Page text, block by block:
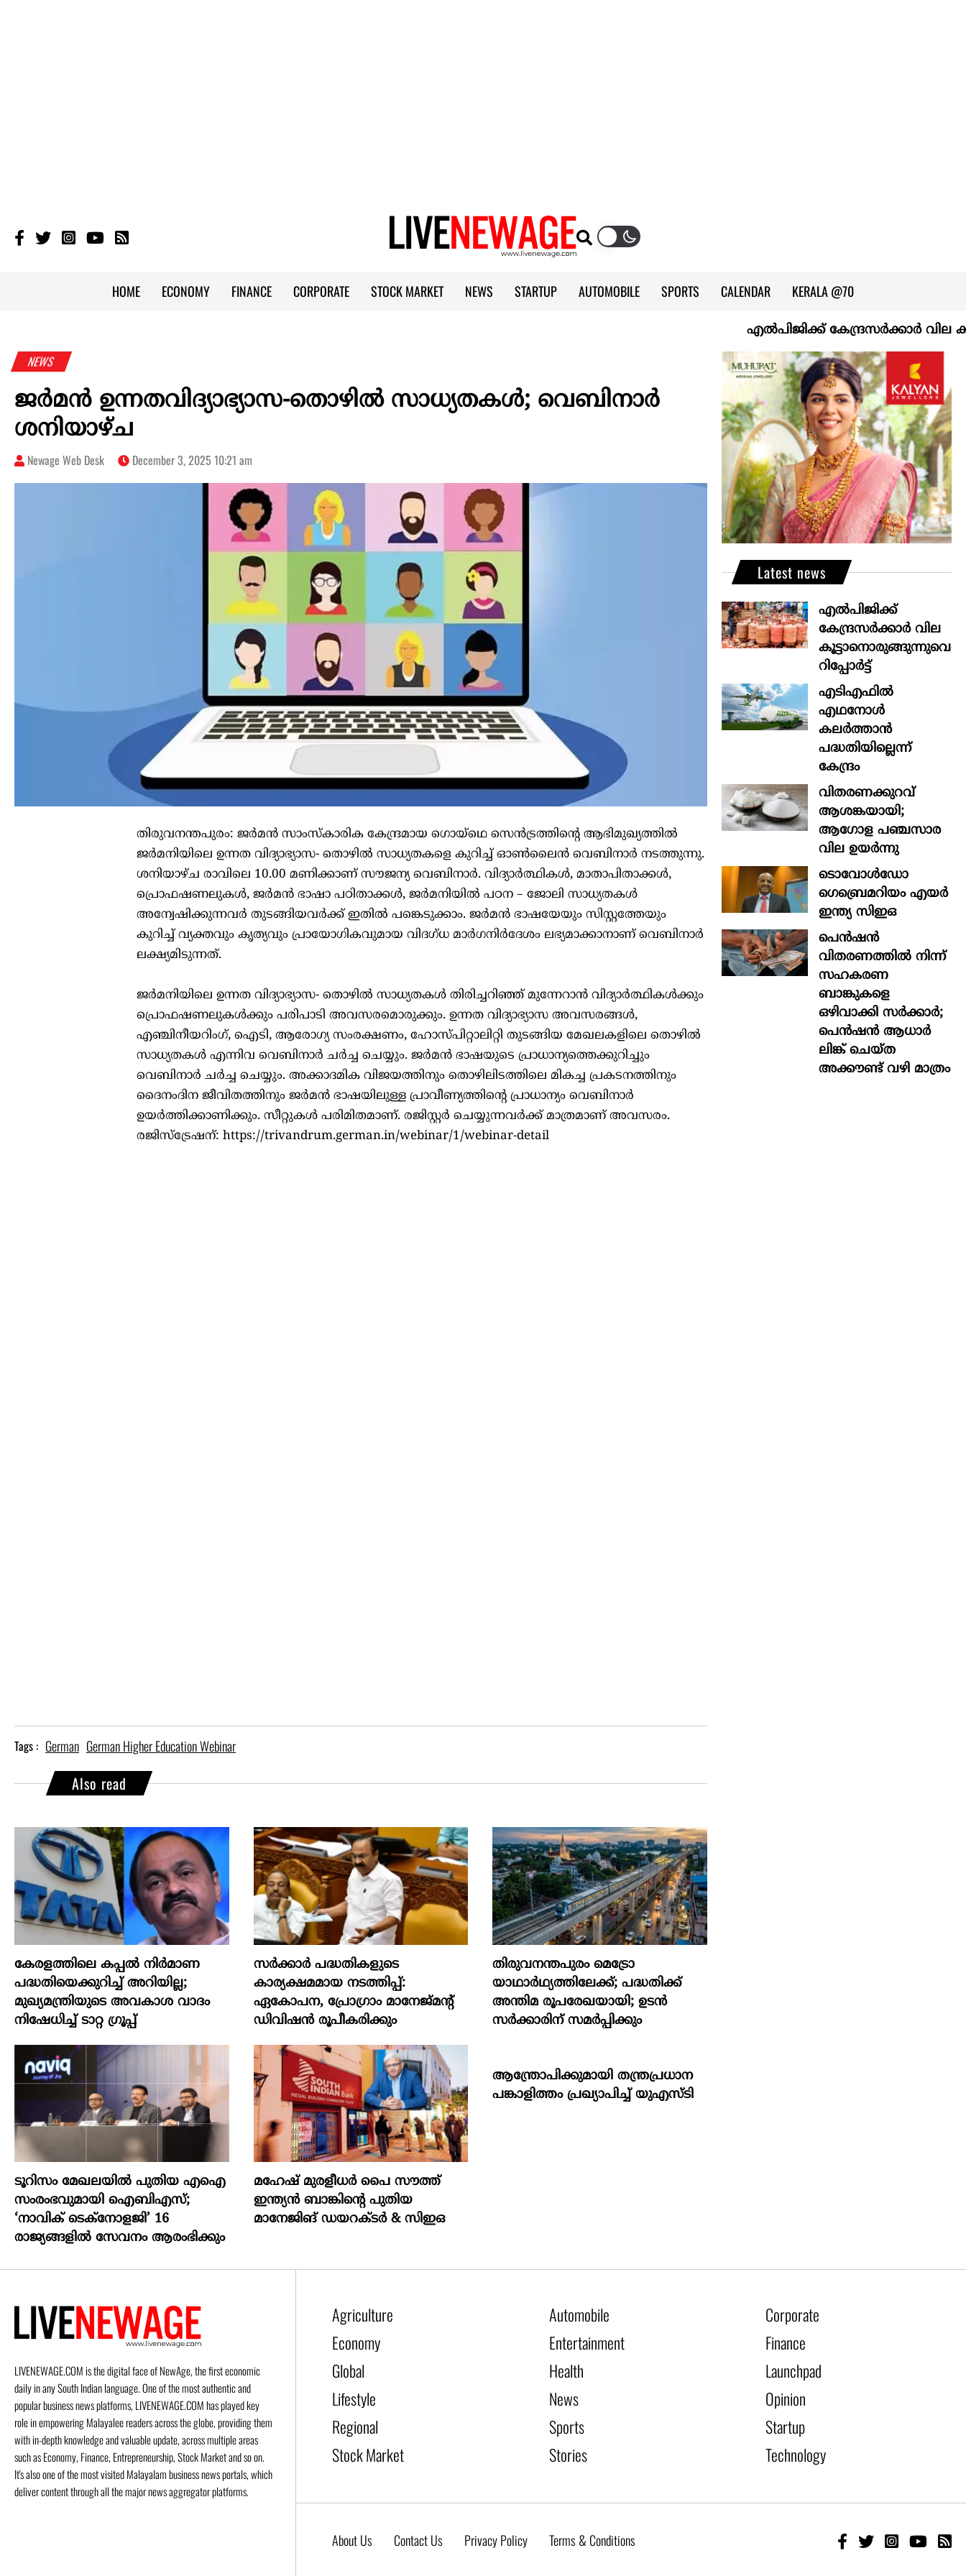
HOME ECONOMY FINANCE CORPORATE STOCK MARKET NEWS STARTUP AUTOMOBILE SPORTS CALENDAR KERALA @70
എല്‍പിജിക്ക് കേന്ദ്രസർക്കാർ വില
NEWS
ജര്‍മന്‍ ഉന്നതവിദ്യാഭ്യാസ-തൊഴില്‍ സാധ്യതകള്‍; വെബിനാര്‍
ശനിയാഴ്ച
Newage Web Desk December 3, 2025 10:21 am
തിരുവനന്തപുരം: ജര്‍മന്‍ സാംസ്കാരിക കേന്ദ്രമായ ഗൊയ്ഥെ സെന്‍ട്രത്തിന്‍റെ ആഭിമുഖ്യത്തില്‍
ജര്‍മനിയിലെ ഉന്നത വിദ്യാഭ്യാസ- തൊഴില്‍ സാധ്യതകളെ കുറിച്ച് ഓണ്‍ലൈന്‍ വെബിനാര്‍ നടത്തുന്നു.
ശനിയാഴ്ച രാവിലെ 10.00 മണിക്കാണ് സൗജന്യ വെബിനാര്‍. വിദ്യാര്‍ത്ഥികള്‍, മാതാപിതാക്കള്‍,
പ്രൊഫഷണലുകള്‍, ജര്‍മന്‍ ഭാഷാ പഠിതാക്കള്‍, ജര്‍മനിയില്‍ പഠന – ജോലി സാധ്യതകള്‍
അന്വേഷിക്കുന്നവര്‍ തുടങ്ങിയവര്‍ക്ക് ഇതില്‍ പങ്കെടുക്കാം. ജര്‍മന്‍ ഭാഷയേയും സിസ്റ്റത്തേയും
കുറിച്ച് വ്യക്തവും കൃത്യവും പ്രായോഗികവുമായ വിദഗ്ധ മാര്‍​ഗനിര്‍ദേശം ലഭ്യമാക്കാനാണ് വെബിനാര്‍
ലക്ഷ്യമിടുന്നത്.
ജര്‍മനിയിലെ ഉന്നത വിദ്യാഭ്യാസ- തൊഴില്‍ സാധ്യതകള്‍ തിരിച്ചറിഞ്ഞ് മുന്നേറാന്‍ വിദ്യാര്‍ത്ഥികള്‍ക്കും
പ്രൊഫഷണലുകള്‍ക്കും പരിപാടി അവസരമൊരുക്കും. ഉന്നത വിദ്യാഭ്യാസ അവസരങ്ങള്‍,
എഞ്ചിനീയറിംഗ്, ഐടി, ആരോഗ്യ സംരക്ഷണം, ഹോസ്പിറ്റാലിറ്റി തുടങ്ങിയ മേഖലകളിലെ തൊഴില്‍
സാധ്യതകള്‍ എന്നിവ വെബിനാര്‍ ചര്‍ച്ച ചെയ്യും. ജര്‍മന്‍ ഭാഷയുടെ പ്രാധാന്യത്തെക്കുറിച്ചും
വെബിനാര്‍ ചര്‍ച്ച ചെയ്യും. അക്കാദമിക വിജയത്തിനും തൊഴിലിടത്തിലെ മികച്ച പ്രകടനത്തിനും
ദൈനംദിന ജീവിതത്തിനും ജര്‍മന്‍ ഭാഷയിലുള്ള പ്രാവീണ്യത്തിന്‍റെ പ്രാധാന്യം വെബിനാര്‍
ഉയര്‍ത്തിക്കാണിക്കും. സീറ്റുകള്‍ പരിമിതമാണ്. രജിസ്റ്റര്‍ ചെയ്യുന്നവര്‍ക്ക് മാത്രമാണ് അവസരം.
രജിസ്ട്രേഷന്: https://trivandrum.german.in/webinar/1/webinar-detail
Tags : German German Higher Education Webinar
Also read
കേരളത്തിലെ കപ്പൽ നിർമാണ
പദ്ധതിയെക്കുറിച്ച് അറിയില്ല;
മുഖ്യമന്ത്രിയുടെ അവകാശ വാദം
നിഷേധിച്ച് ടാറ്റ ഗ്രൂപ്പ്
സര്‍ക്കാര്‍ പദ്ധതികളുടെ
കാര്യക്ഷമമായ നടത്തിപ്പ്:
ഏകോപന, പ്രോഗ്രാം മാനേജ്മന്‍റ്
ഡിവിഷന്‍ രൂപീകരിക്കും
തിരുവനന്തപുരം മെട്രോ
യാഥാർഥ്യത്തിലേക്ക്; പദ്ധതിക്ക്
അന്തിമ രൂപരേഖയായി; ഉടൻ
സർക്കാരിന് സമർപ്പിക്കും
ടൂറിസം മേഖലയിൽ പുതിയ എഐ
സംരംഭവുമായി ഐബിഎസ്;
‘നാവിക് ടെക്‌നോളജി’ 16
രാജ്യങ്ങളിൽ സേവനം ആരംഭിക്കും
മഹേഷ് മുരളീധർ പൈ സൗത്ത്
ഇന്ത്യൻ ബാങ്കിന്റെ പുതിയ
മാനേജിങ് ഡയറക്ടർ & സിഇഒ
ആന്ത്രോപിക്കുമായി തന്ത്രപ്രധാന
പങ്കാളിത്തം പ്രഖ്യാപിച്ച് യു‌എസ്‌ടി
Latest news
എല്‍പിജിക്ക്
കേന്ദ്രസർക്കാർ വില
കൂട്ടാനൊരുങ്ങുന്നുവെന്ന്
റിപ്പോർട്ട്
എടിഎഫില്‍
എഥനോള്‍
കലര്‍ത്താന്‍
പദ്ധതിയില്ലെന്ന്
കേന്ദ്രം
വിതരണക്കുറവ്
ആശങ്കയായി;
ആഗോള പഞ്ചസാര
വില ഉയര്‍ന്നു
ടൊവോൾഡോ
ഗെബ്രെമറിയം എയർ
ഇന്ത്യ സിഇഒ
പെൻഷൻ
വിതരണത്തിൽ നിന്ന്
സഹകരണ
ബാങ്കുകളെ
ഒഴിവാക്കി സർക്കാർ;
പെൻഷൻ ആധാർ‌
ലിങ്ക് ചെയ്ത
അക്കൗണ്ട് വഴി മാത്രം
LIVENEWAGE.COM is the digital face of NewAge, the first economic
daily in any South Indian language. One of the most authentic and
popular business news platforms, LIVENEWAGE.COM has played key
role in empowering Malayalee readers across the globe, providing them
with in-depth knowledge and valuable update, across multiple areas
such as Economy, Finance, Entrepreneurship, Stock Market and so on.
It's also one of the most visited Malayalam business news portals, which
deliver content through all the major news aggregator platforms.
Agriculture Automobile
Corporate
Economy
Entertainment
Finance
Global
Health
Launchpad
Lifestyle
News
Opinion
Regional
Sports
Startup
Stock Market
Stories Technology
About Us Contact Us Privacy Policy Terms & Conditions